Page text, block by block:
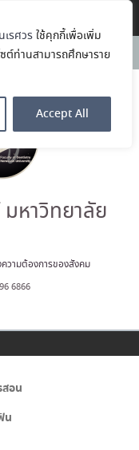
รศวรใช้คุกกี้เพื่อเพิ่ม
ต์ท่านสามารถศึกษาราย
Accept All
หาวิทยาลัย
วามต้องการของสังคม
6866
อน
น